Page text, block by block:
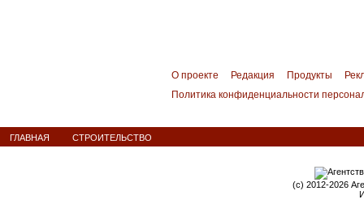
О проекте Редакция Продукты
Политика конфиденциальности
ГЛАВНАЯ СТРОИТЕЛЬСТВО
(c) 2012-2026